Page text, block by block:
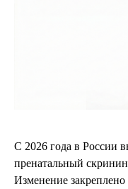
С 2026 года в России
пренатальный
Изменение